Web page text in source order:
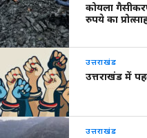
कोयला
रुपये का
उत्तराखंड
उत्तराखंड में
उत्तराखंड